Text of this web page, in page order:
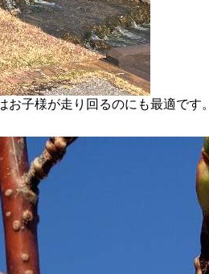
子様が走り回るのにも最適です。